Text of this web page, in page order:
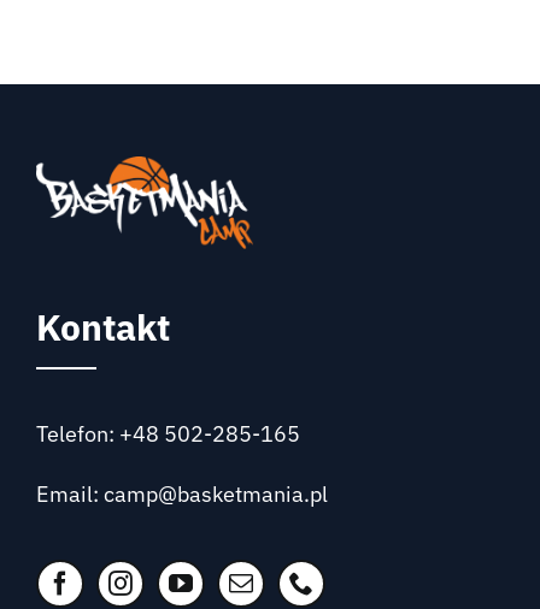
Kontakt
Telefon: +48 502-285-165
Email: camp@basketmania.pl